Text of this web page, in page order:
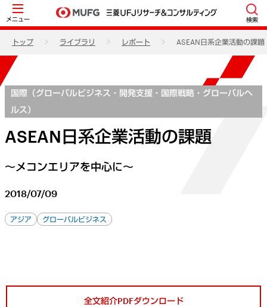
メニュー 検索
トップ ライブラリ レポート ASEAN日系企業活動の課題
国際（グローバルビジネス・開発支援・国際戦略・グローバルヘ
ルス）
ASEAN日系企業活動の課題
～メコンエリアを中心に～
2018/07/09
アジア グローバルビジネス
全文紹介PDFダウンロード